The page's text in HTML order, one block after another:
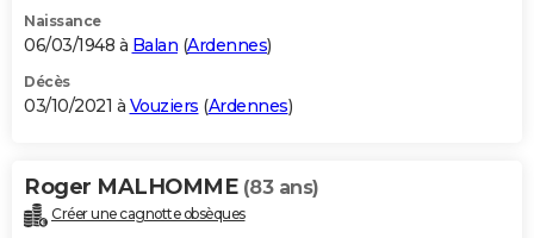
Naissance
06/03/1948 à Balan (Ardennes)
Décès
03/10/2021 à Vouziers (Ardennes)
Roger MALHOMME (83 ans)
Créer une cagnotte obsèques